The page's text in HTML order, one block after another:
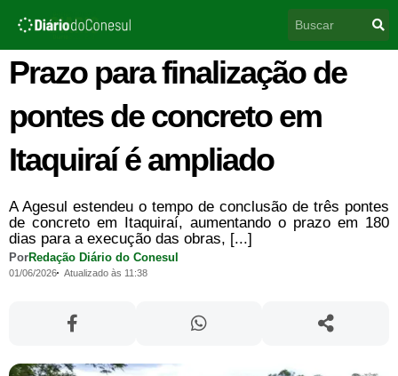
para
conteúdo
Prazo para finalização de
pontes de concreto em
Itaquiraí é ampliado
A Agesul estendeu o tempo de conclusão de três pontes
de concreto em Itaquiraí, aumentando o prazo em 180
dias para a execução das obras, [...]
PorRedação Diário do Conesul
01/06/2026 Atualizado às 11:38